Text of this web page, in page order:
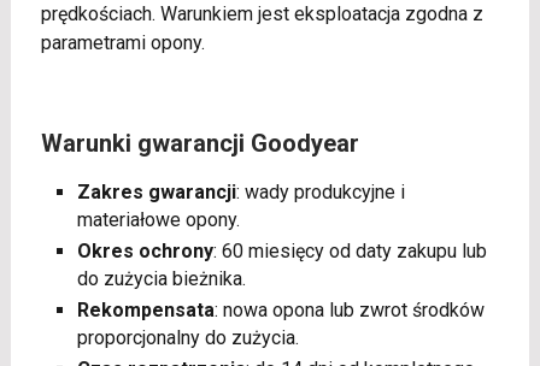
prędkościach. Warunkiem jest eksploatacja zgodna z
parametrami opony.
Warunki gwarancji Goodyear
Zakres gwarancji: wady produkcyjne i
materiałowe opony.
Okres ochrony: 60 miesięcy od daty zakupu lub
do zużycia bieżnika.
Rekompensata: nowa opona lub zwrot środków
proporcjonalny do zużycia.